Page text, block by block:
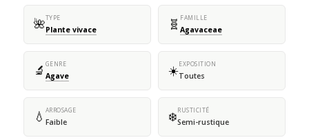
🌺TYPE
Plante vivace 🧬 FAMILLE
Agavaceae
🔬 GENRE
Agave ☀️EXPOSITION
Toutes
💧 ARROSAGE
Faible ❄️RUSTICITÉ
Semi-rustique